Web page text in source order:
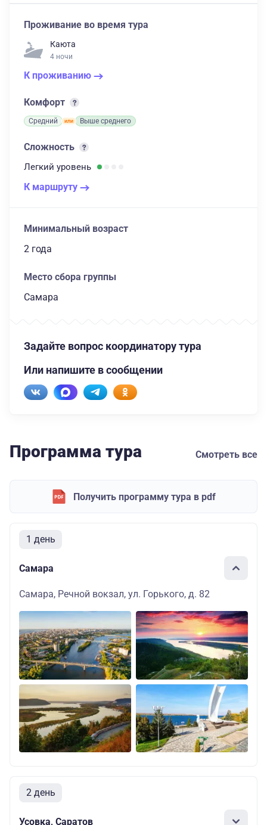
Проживание во время тура
Каюта
4 ночи
К проживанию
Комфорт
Средний Выше среднего
Сложность
Легкий уровень
К маршруту
Минимальный возраст
2 года
Место сбора группы
Самара
Задайте вопрос координатору тура
Или напишите в сообщении
Программа тура Смотреть все
Получить программу тура в pdf
1 день
Самара
Самара, Речной вокзал, ул. Горького, д. 82
2 день
Усовка, Саратов